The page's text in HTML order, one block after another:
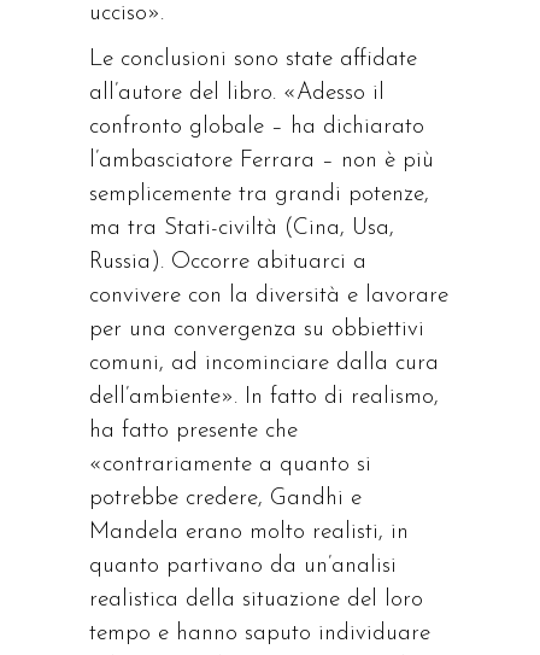
ucciso».
Le conclusioni sono state affidate
all’autore del libro. «Adesso il
confronto globale – ha dichiarato
l’ambasciatore Ferrara – non è più
semplicemente tra grandi potenze,
ma tra Stati-civiltà (Cina, Usa,
Russia). Occorre abituarci a
convivere con la diversità e lavorare
per una convergenza su obbiettivi
comuni, ad incominciare dalla cura
dell’ambiente». In fatto di realismo,
ha fatto presente che
«contrariamente a quanto si
potrebbe credere, Gandhi e
Mandela erano molto realisti, in
quanto partivano da un’analisi
realistica della situazione del loro
tempo e hanno saputo individuare